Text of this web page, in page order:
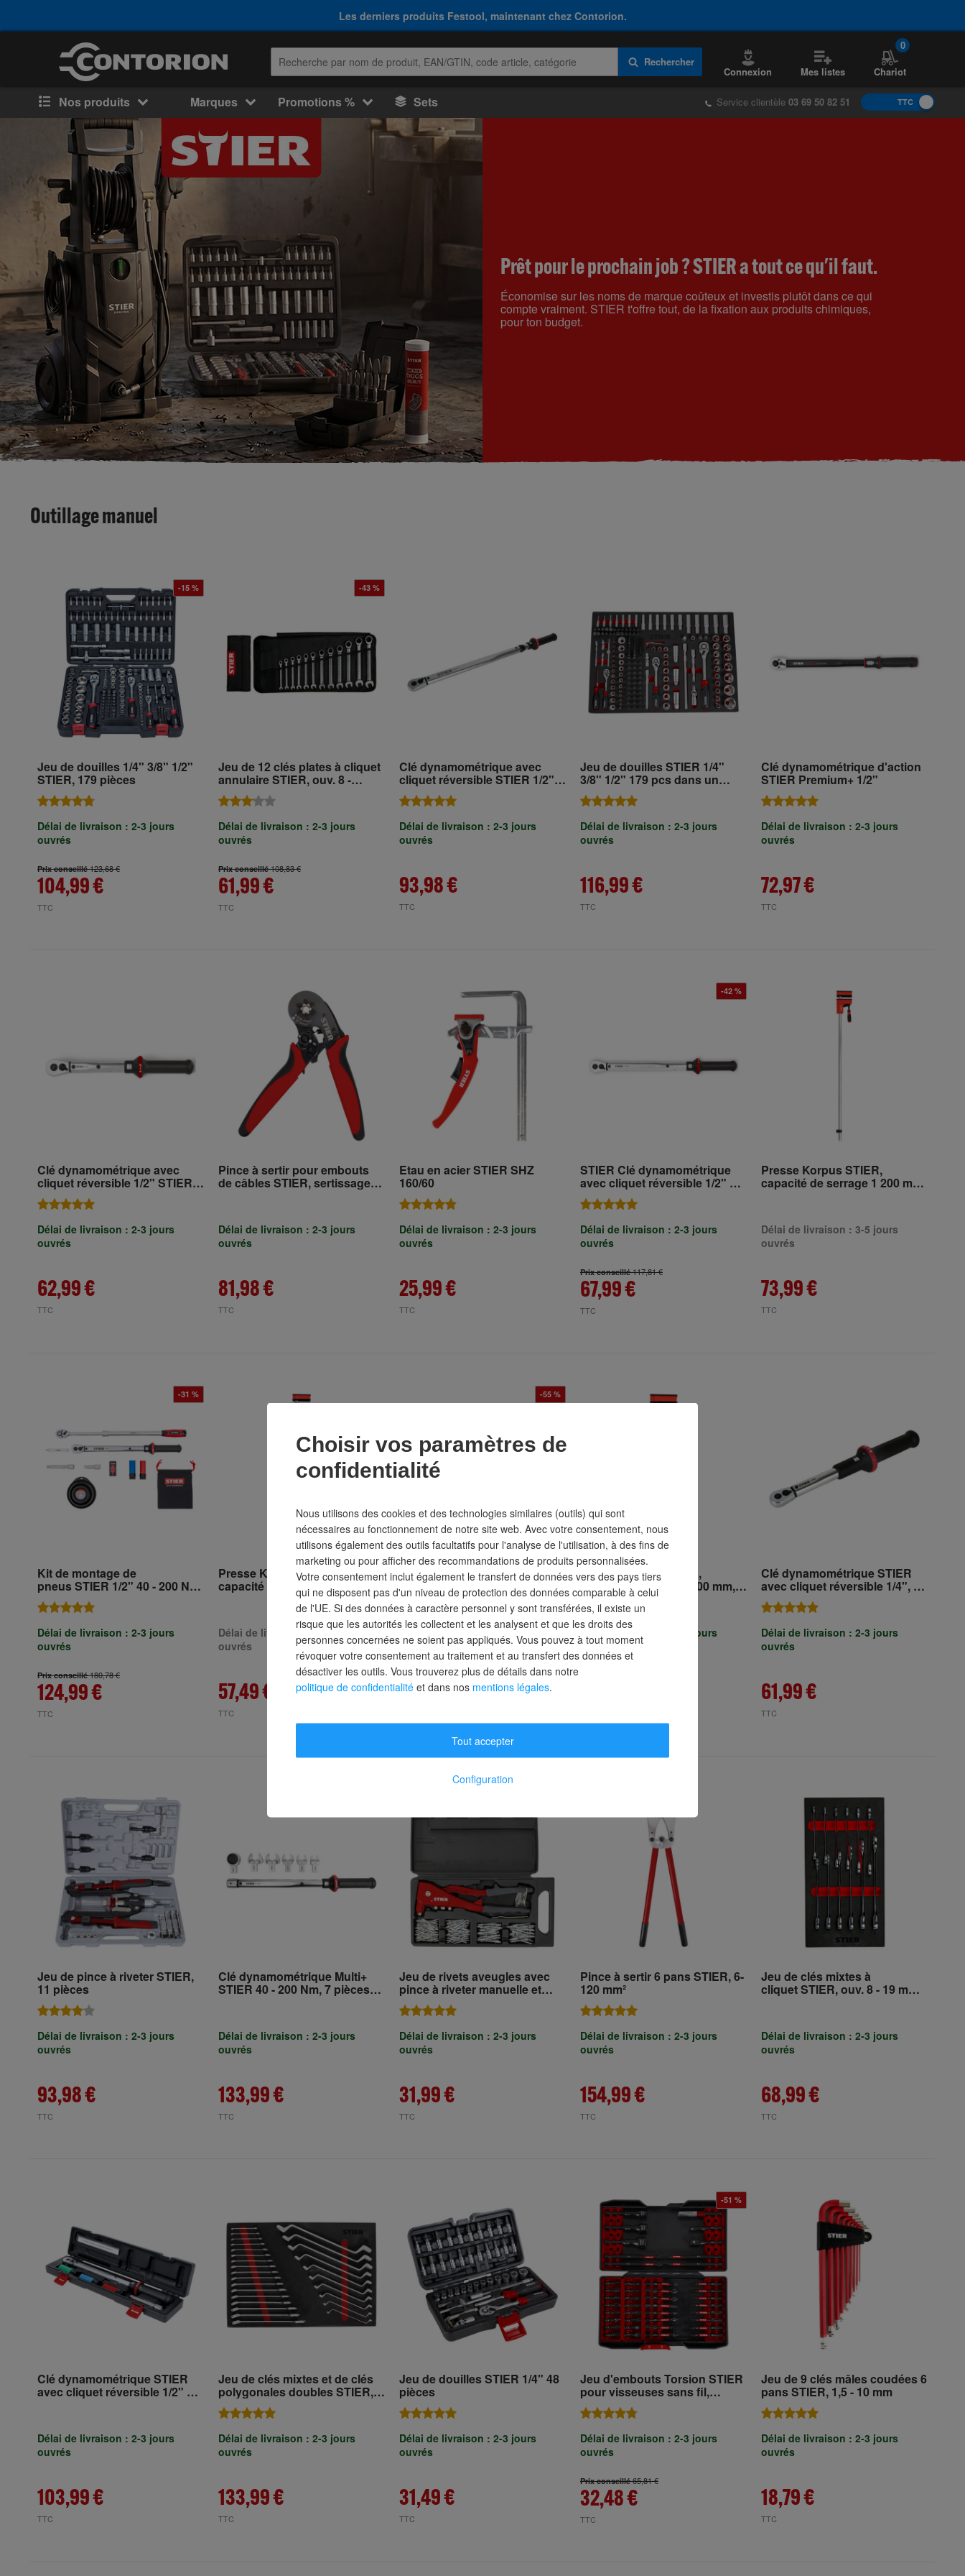
Les derniers produits Festool, maintenant chez Contorion.
Rechercher
Connexion Mes listes
0
Chariot
Nos produits Marques Promotions % Sets Service clientèle 03 69 50 82 51 TTC
Prêt pour le prochain job ? STIER a tout ce qu'il faut.
Économise sur les noms de marque coûteux et investis plutôt dans ce qui
compte vraiment. STIER t'offre tout, de la fixation aux produits chimiques,
pour ton budget.
Outillage manuel
-15 %
Jeu de douilles 1/4" 3/8" 1/2"
STIER, 179 pièces
Délai de livraison : 2-3 jours
ouvrés
Prix conseillé123,68 €
104,99 €
TTC
-43 %
Jeu de 12 clés plates à cliquet
annulaire STIER, ouv. 8 -
19 mm
Délai de livraison : 2-3 jours
ouvrés
Prix conseillé108,83 €
61,99 €
TTC
Clé dynamométrique avec
cliquet réversible STIER 1/2",
80-400 Nm
Délai de livraison : 2-3 jours
ouvrés
93,98 €
TTC
Jeu de douilles STIER 1/4"
3/8" 1/2" 179 pcs dans un
plateau en mousse tendre
(EVA)
Délai de livraison : 2-3 jours
ouvrés
116,99 €
TTC
Clé dynamométrique d'action
STIER Premium+ 1/2"
Délai de livraison : 2-3 jours
ouvrés
72,97 €
TTC
Clé dynamométrique avec
cliquet réversible 1/2" STIER,
10-50 Nm
Délai de livraison : 2-3 jours
ouvrés
62,99 €
TTC
Pince à sertir pour embouts
de câbles STIER, sertissage
Délai de livraison : 2-3 jours
ouvrés
81,98 €
TTC
Etau en acier STIER SHZ
160/60
Délai de livraison : 2-3 jours
ouvrés
25,99 €
TTC
-42 %
STIER Clé dynamométrique
avec cliquet réversible 1/2" 40
- 200 Nm
Délai de livraison : 2-3 jours
ouvrés
Prix conseillé117,81 €
67,99 €
TTC
Presse Korpus STIER,
capacité de serrage 1 200 mm,
Délai de livraison : 3-5 jours
ouvrés
73,99 €
TTC
-31 %
Kit de montage de
pneus STIER 1/2" 40 - 200 Nm,
11 pièces
Délai de livraison : 2-3 jours
ouvrés
Prix conseillé180,78 €
124,99 €
TTC
Presse Korpus STIER,
capacité de serrage 1 000 mm,
Délai de livraison : 3-5 jours
ouvrés
57,49 €
TTC
-55 %
Jeu de clés mixtes STIER,
ouv. 6 à 32 mm, 21 pièces
Délai de livraison : 2-3 jours
ouvrés
Prix conseillé141,39 €
63,49 €
Presse Korpus STIER,
capacité de serrage 600 mm,
6000 N
Délai de livraison : 2-3 jours
ouvrés
Clé dynamométrique STIER
avec cliquet réversible 1/4", 5-
25 Nm
Délai de livraison : 2-3 jours
ouvrés
61,99 €
TTC
Jeu de pince à riveter STIER,
11 pièces
Délai de livraison : 2-3 jours
ouvrés
93,98 €
TTC
Clé dynamométrique Multi+
STIER 40 - 200 Nm, 7 pièces
Délai de livraison : 2-3 jours
ouvrés
133,99 €
TTC
Jeu de rivets aveugles avec
pince à riveter manuelle et
rivets aveugles STIER, 201
pièces
Délai de livraison : 2-3 jours
ouvrés
31,99 €
TTC
Pince à sertir 6 pans STIER, 6-
120 mm²
Délai de livraison : 2-3 jours
ouvrés
154,99 €
TTC
Jeu de clés mixtes à
cliquet STIER, ouv. 8 - 19 mm,
Délai de livraison : 2-3 jours
ouvrés
68,99 €
TTC
Clé dynamométrique STIER
avec cliquet réversible 1/2" 40-
Délai de livraison : 2-3 jours
ouvrés
103,99 €
TTC
Jeu de clés mixtes et de clés
polygonales doubles STIER,
27 pièces, dans un
compartiment en mousse
tendre (EVA)
Délai de livraison : 2-3 jours
ouvrés
133,99 €
TTC
Jeu de douilles STIER 1/4" 48
pièces
Délai de livraison : 2-3 jours
ouvrés
31,49 €
TTC
-51 %
Jeu d'embouts Torsion STIER
pour visseuses sans fil,
42 pièces
Délai de livraison : 2-3 jours
ouvrés
Prix conseillé65,81 €
32,48 €
TTC
Jeu de 9 clés mâles coudées 6
pans STIER, 1,5 - 10 mm
Délai de livraison : 2-3 jours
ouvrés
18,79 €
TTC
Choisir vos paramètres de
confidentialité
Nous utilisons des cookies et des technologies similaires (outils) qui sont
nécessaires au fonctionnement de notre site web. Avec votre consentement, nous
utilisons également des outils facultatifs pour l'analyse de l'utilisation, à des fins de
marketing ou pour afficher des recommandations de produits personnalisées.
Votre consentement inclut également le transfert de données vers des pays tiers
qui ne disposent pas d'un niveau de protection des données comparable à celui
de l'UE. Si des données à caractère personnel y sont transférées, il existe un
risque que les autorités les collectent et les analysent et que les droits des
personnes concernées ne soient pas appliqués. Vous pouvez à tout moment
révoquer votre consentement au traitement et au transfert des données et
désactiver les outils. Vous trouverez plus de détails dans notre
politique de confidentialité et dans nos mentions légales.
Tout accepter
Configuration